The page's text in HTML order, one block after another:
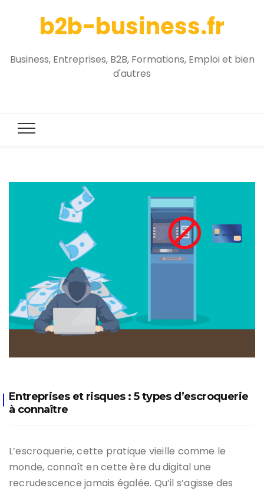
b2b-business.fr
Business, Entreprises, B2B, Formations, Emploi et bien
d'autres
Entreprises et risques : 5 types d’escroquerie
à connaître
L’escroquerie, cette pratique vieille comme le
monde, connaît en cette ère du digital une
recrudescence jamais égalée. Qu’il s’agisse des